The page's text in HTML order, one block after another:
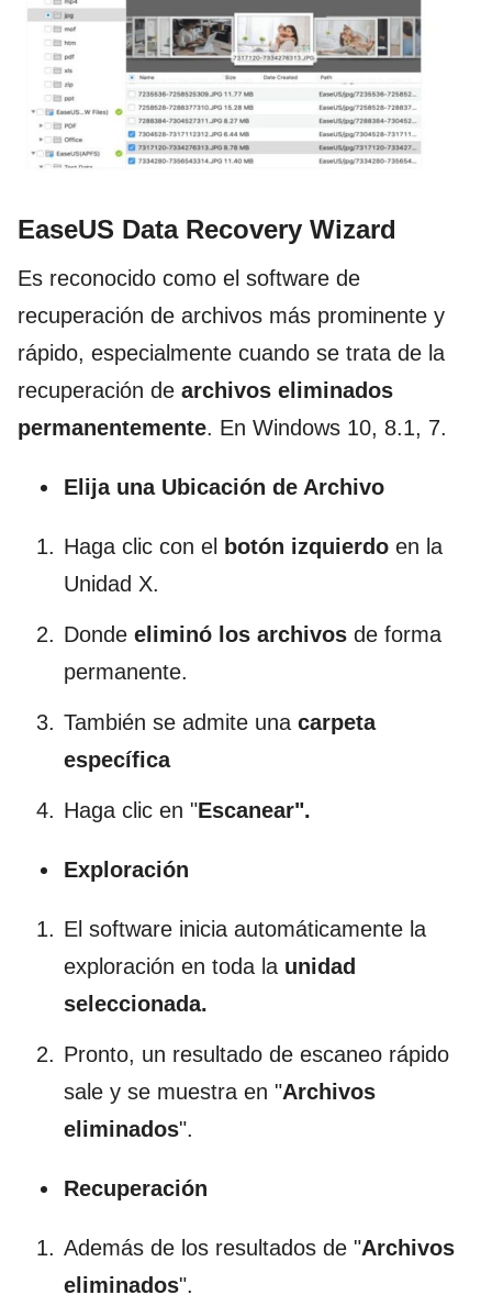
EaseUS Data Recovery Wizard
Es reconocido como el software de
recuperación de archivos más prominente y
rápido, especialmente cuando se trata de la
recuperación de archivos eliminados
permanentemente. En Windows 10, 8.1, 7.
Elija una Ubicación de Archivo
Haga clic con el botón izquierdo en la
Unidad X.
Donde eliminó los archivos de forma
permanente.
También se admite una carpeta
específica
Haga clic en "Escanear".
Exploración
El software inicia automáticamente la
exploración en toda la unidad
seleccionada.
Pronto, un resultado de escaneo rápido
sale y se muestra en "Archivos
eliminados".
Recuperación
Además de los resultados de "Archivos
eliminados".